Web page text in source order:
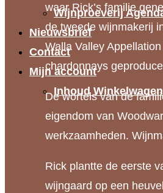
Wijnproeverij
Nieuwsbrief
Contact
Mijn account
Inhoud Winkelwagen
waar Rick’s familie
de tweede wijnmakerij
Walla Valley
chardonnays
De wortels van de
eigendom van
werkzaamheden.
Rick plantte de eerste
wijngaard op een